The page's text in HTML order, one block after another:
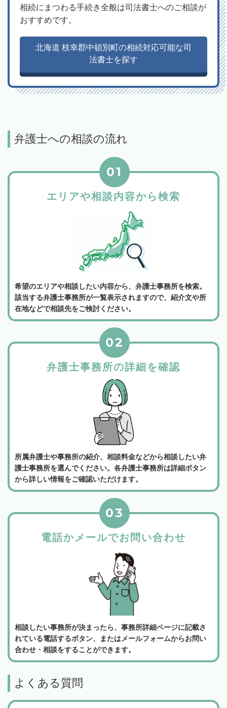
相続にまつわる手続き全般は司法書士へのご相談が
おすすめです。
北海道 枝幸郡中頓別町の相続対応可能な司
法書士を探す
弁護士への相談の流れ
エリアや相談内容から検索
01
希望のエリアや相談したい内容から、弁護士事務所を検索。
該当する弁護士事務所が一覧表示されますので、紹介文や所
在地などで相談先をご検討ください。
弁護士事務所の詳細を確認
02
所属弁護士や事務所の紹介、相談料金などから相談したい弁
護士事務所を選んでください。各弁護士事務所は詳細ボタン
から詳しい情報をご確認いただけます。
電話かメールでお問い合わせ
03
相談したい事務所が決まったら、事務所詳細ページに記載さ
れている電話するボタン、またはメールフォームからお問い
合わせ・相談をすることができます。
よくある質問